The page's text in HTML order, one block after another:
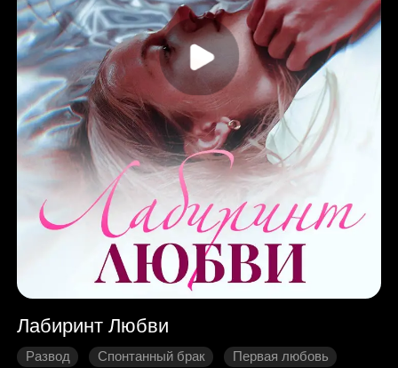
Лабиринт Любви
Развод Спонтанный брак
Первая любовь